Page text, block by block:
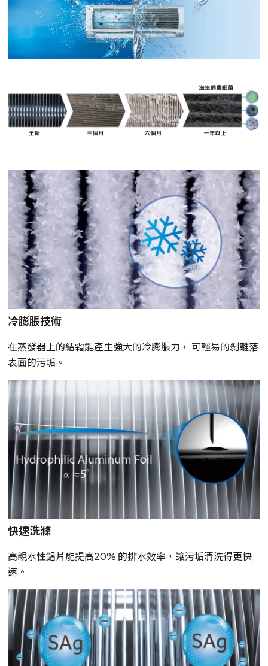
冷膨脹技術
在蒸發器上的結霜能產生強大的冷膨脹力， 可輕易的剝離落
表面的污垢。
快速洗滌
高親水性鋁片能提高20% 的排水效率，讓污垢清洗得更快
速。